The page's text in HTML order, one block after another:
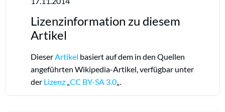
Lizenzinformation zu diesem
Artikel
DieserArtikel basiert auf dem in den Quellen
angeführten Wikipedia-Artikel, verfügbar unter
der Lizenz „CC BY-SA 3.0„.